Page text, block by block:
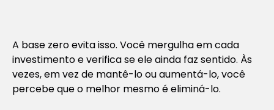
A base zero evita isso. Você mergulha em cada
investimento e verifica se ele ainda faz sentido. Às
vezes, em vez de mantê-lo ou aumentá-lo, você
percebe que o melhor mesmo é eliminá-lo.